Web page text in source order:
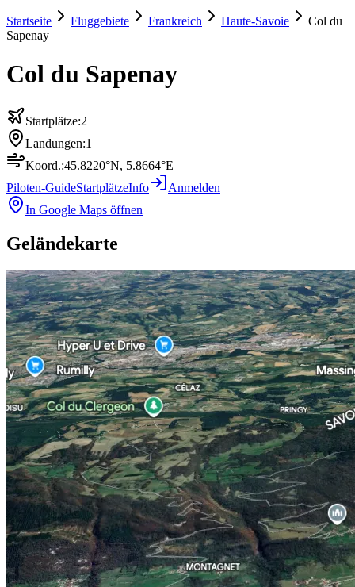
Startseite Fluggebiete Frankreich Haute-Savoie
Col du
Sapenay
Col du Sapenay
Startplätze:2
Landungen:1
Koord.:45.8220°N, 5.8664°E
Piloten-GuideStartplätzeInfo
Anmelden
In Google Maps öffnen
Geländekarte